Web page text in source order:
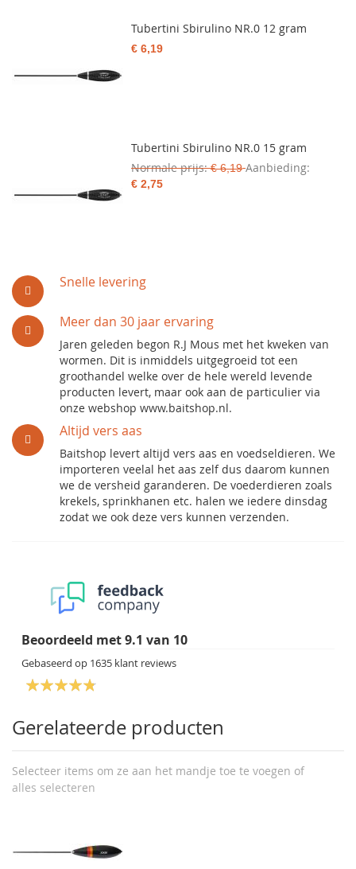
Snelle levering
Meer dan 30 jaar ervaring
Jaren geleden begon R.J Mous met het kweken van
wormen. Dit is inmiddels uitgegroeid tot een
groothandel welke over de hele wereld levende
producten levert, maar ook aan de particulier via
onze webshop www.baitshop.nl.
Altijd vers aas
Baitshop levert altijd vers aas en voedseldieren. We
importeren veelal het aas zelf dus daarom kunnen
we de versheid garanderen. De voederdieren zoals
krekels, sprinkhanen etc. halen we iedere dinsdag
zodat we ook deze vers kunnen verzenden.
Beoordeeld met9.1 van 10
Gebaseerd op 1635 klant reviews
Gerelateerde producten
Selecteer items om ze aan het mandje toe te voegen of
alles selecteren
Tubertini Sbirulino NR.0 12 gram
€ 6,19
Tubertini Sbirulino NR.0 15 gram
Normale prijs € 6,19 Aanbieding
€ 2,75